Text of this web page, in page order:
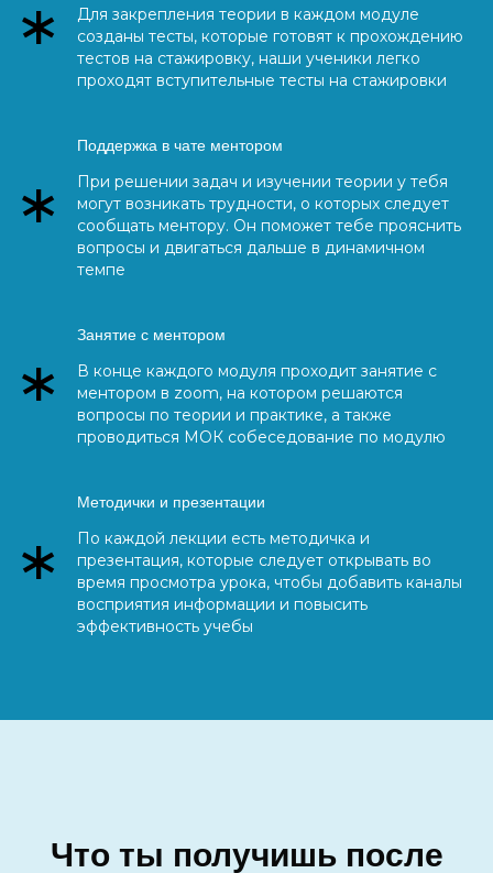
Для закрепления теории в каждом модуле
созданы тесты, которые готовят к прохождению
тестов на стажировку, наши ученики легко
проходят вступительные тесты на стажировки
Поддержка в чате ментором
При решении задач и изучении теории у тебя
могут возникать трудности, о которых следует
сообщать ментору. Он поможет тебе прояснить
вопросы и двигаться дальше в динамичном
темпе
Занятие с ментором
В конце каждого модуля проходит занятие с
ментором в zoom, на котором решаются
вопросы по теории и практике, а также
проводиться МОК собеседование по модулю
Методички и презентации
По каждой лекции есть методичка и
презентация, которые следует открывать во
время просмотра урока, чтобы добавить каналы
восприятия информации и повысить
эффективность учебы
Что ты получишь после